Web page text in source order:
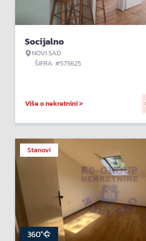
Socijalno
NOVI SAD
ŠIFRA: #575625
Više o nekretnini >
Stanovi
360°